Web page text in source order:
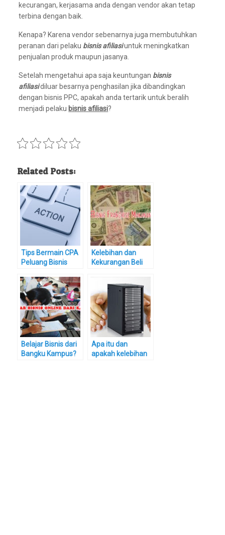
kecurangan, kerjasama anda dengan vendor akan tetap
terbina dengan baik.
Kenapa? Karena vendor sebenarnya juga membutuhkan
peranan dari pelaku bisnis afiliasiuntuk meningkatkan
penjualan produk maupun jasanya.
Setelah mengetahui apa saja keuntungan bisnis
afiliasidiluar besarnya penghasilan jika dibandingkan
dengan bisnis PPC, apakah anda tertarik untuk beralih
menjadi pelaku bisnis afiliasi?
Related Posts:
Tips Bermain CPA
Peluang Bisnis
Gurih dari Adsense
Kelebihan dan
Kekurangan Beli
Sudut Pandang
Bisnis
Belajar Bisnis dari
Bangku Kampus?
Apa itu dan
apakah kelebihan